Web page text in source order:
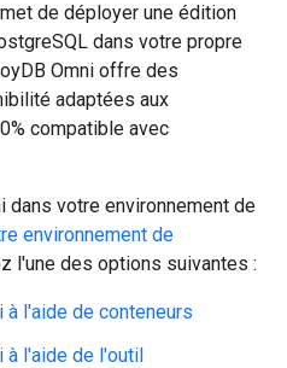
de déployer une édition
dans votre propre
Omni offre des
adaptées aux
compatible avec
dans votre environnement de
environnement de
l'une des options suivantes :
à l'aide de conteneurs
à l'aide de l'outil